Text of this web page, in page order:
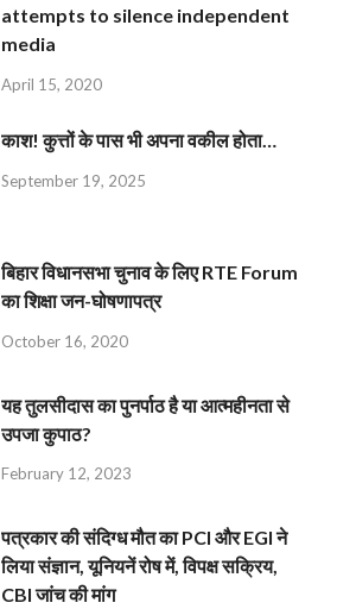
attempts to silence independent
media
April 15, 2020
काश! कुत्तों के पास भी अपना वकील होता…
September 19, 2025
बिहार विधानसभा चुनाव के लिए RTE Forum
का शिक्षा जन-घोषणापत्र
October 16, 2020
यह तुलसीदास का पुनर्पाठ है या आत्महीनता से
उपजा कुपाठ?
February 12, 2023
पत्रकार की संदिग्ध मौत का PCI और EGI ने
लिया संज्ञान, यूनियनें रोष में, विपक्ष सक्रिय,
CBI जांच की मांग